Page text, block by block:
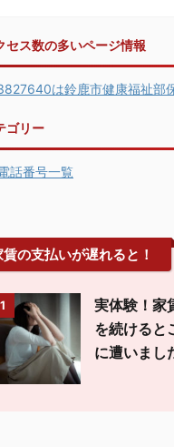
セス数の多いページ情報
は鈴鹿市健康福祉部
ゴリー
話番号一覧
賃の支払いが遅れると！
1
実体験！家
を続けると
に遭いまし